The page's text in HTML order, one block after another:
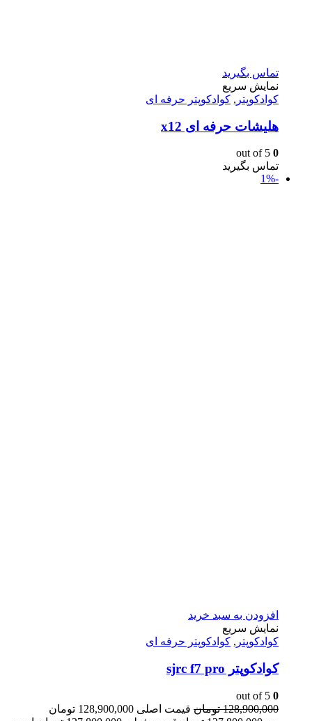
تماس بگیرید
نمایش سریع
کوادکوپتر , کوادکوپتر حرفه ای
هلیشات حرفه ای x12
0
تماس بگیرید
-1%
افزودن به سبد خرید
نمایش سریع
کوادکوپتر , کوادکوپتر حرفه ای
کوادکوپتر sjrc f7 pro
0
128,900,000 تومان
قیمت اصلی 128,900,000 تومان